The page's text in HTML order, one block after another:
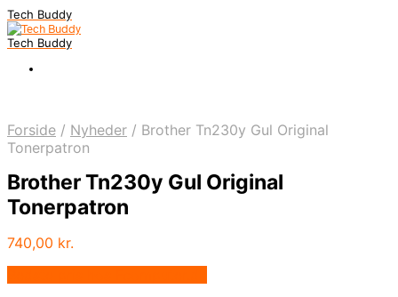
Tech Buddy
Tech Buddy
Forside / Nyheder / Brother Tn230y Gul Original
Tonerpatron
Brother Tn230y Gul Original
Tonerpatron
740,00 kr.